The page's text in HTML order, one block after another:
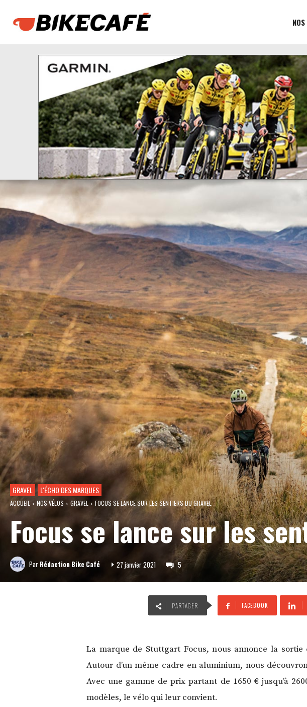
GRAVEL L'ÉCHO DES MARQUES
ACCUEIL NOS VÉLOS GRAVEL FOCUS SE LANCE SUR LES SENTIERS DU GRAVEL
Focus se lance sur les
Par Rédaction Bike Café 27 janvier 2021 5
PARTAGER FACEBOOK
La marque de Stuttgart Focus, nous annonce la
Autour d’un même cadre en aluminium, nous
Avec une gamme de prix partant de 1650 € jusqu’à
modèles, le vélo qui leur convient.